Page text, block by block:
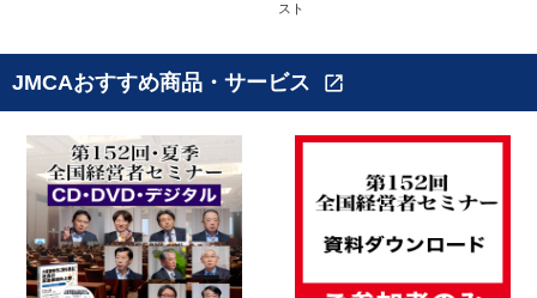
スト
JMCAおすすめ商品・サービス open_in_new